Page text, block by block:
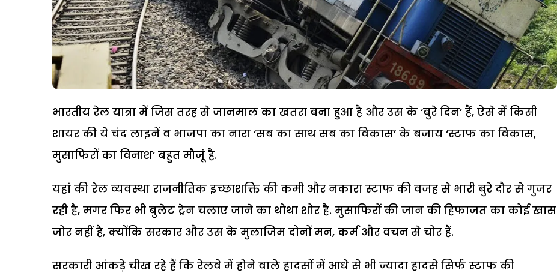
भारतीय रेल यात्रा में जिस तरह से जानमाल का खतरा बना हुआ है और उस के ‘बुरे दिन’ हैं, ऐसे में किसी
शायर की ये चंद लाइनें व भाजपा का नारा ‘सब का साथ सब का विकास’ के बजाय ‘स्टाफ का विकास,
मुसाफिरों का विनाश’ बहुत मौजूं है.
यहां की रेल व्यवस्था राजनीतिक इच्छाशक्ति की कमी और नकारा स्टाफ की वजह से भारी बुरे दौर से गुजर
रही है, मगर फिर भी बुलेट ट्रेन चलाए जाने का थोथा शोर है. मुसाफिरों की जान की हिफाजत का कोई खास
जोर नहीं है, क्योंकि सरकार और उस के मुलाजिम दोनों मन, कर्म और वचन से चोर हैं.
सरकारी आंकड़े चीख रहे हैं कि रेलवे में होने वाले हादसों में आधे से भी ज्यादा हादसे सिर्फ स्टाफ की